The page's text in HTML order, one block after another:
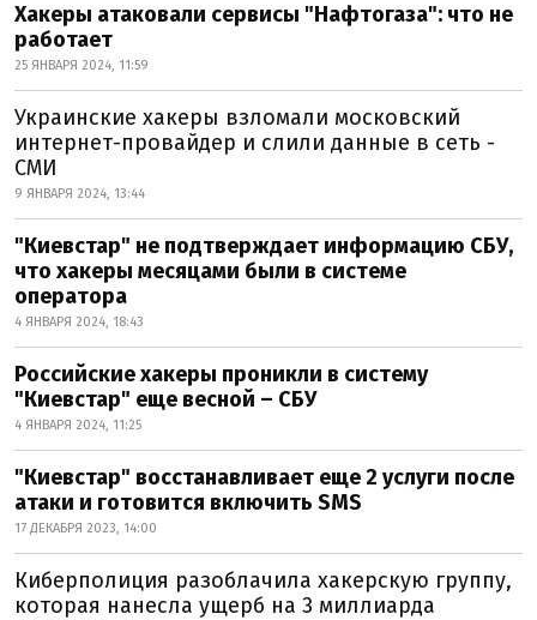
Хакеры атаковали сервисы "Нафтогаза": что не
работает
25 ЯНВАРЯ 2024, 11:59
Украинские хакеры взломали московский
интернет-провайдер и слили данные в сеть -
СМИ
9 ЯНВАРЯ 2024, 13:44
"Киевстар" не подтверждает информацию СБУ,
что хакеры месяцами были в системе
оператора
4 ЯНВАРЯ 2024, 18:43
Российские хакеры проникли в систему
"Киевстар" еще весной – СБУ
4 ЯНВАРЯ 2024, 11:25
"Киевстар" восстанавливает еще 2 услуги после
атаки и готовится включить SMS
17 ДЕКАБРЯ 2023, 14:00
Киберполиция разоблачила хакерскую группу,
которая нанесла ущерб на 3 миллиарда